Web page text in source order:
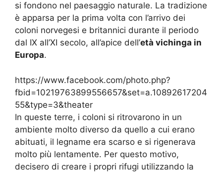
si fondono nel paesaggio naturale. La tradizione
è apparsa per la prima volta con l’arrivo dei
coloni norvegesi e britannici durante il periodo
dal IX all’XI secolo, all’apice dell’età vichinga in
Europa.
https://www.facebook.com/photo.php?
fbid=10219763899556657&set=a.10892617204
55&type=3&theater
In queste terre, i coloni si ritrovarono in un
ambiente molto diverso da quello a cui erano
abituati, il legname era scarso e si rigenerava
molto più lentamente. Per questo motivo,
decisero di creare i propri rifugi utilizzando la